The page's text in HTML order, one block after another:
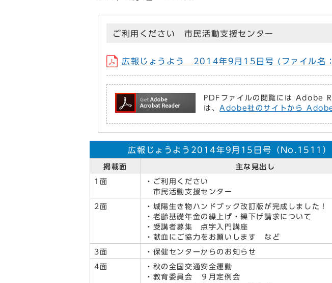
ご利用ください 市民活動支援センター
広報じょうよう 2014年9月15日号 (ファイル
PDFファイルの閲覧には Adobe
は、Adobe社のサイトから
広報じょうよう2014年9月15日号（No.1511）
掲載面 主な見出し
1面
・ご利用ください
市民活動支援センター
2面
・城陽生き物ハンドブック改訂版が完成しました！
・老齢基礎年金の繰上げ・繰下げ請求について
・受講者募集 点字入門講座
・献血にご協力をお願いします など
3面 ・保健センターからのお知らせ
4面
・秋の全国交通安全運動
・教育委員会 ９月定例会